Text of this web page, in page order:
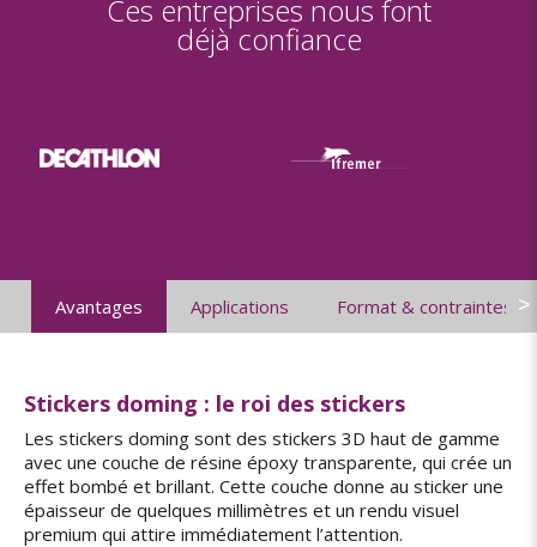
Ces entreprises nous font
déjà confiance
Avantages Applications Format & contraintes >
Stickers doming : le roi des stickers
Les stickers doming sont des stickers 3D haut de gamme
avec une couche de résine époxy transparente, qui crée un
effet bombé et brillant. Cette couche donne au sticker une
épaisseur de quelques millimètres et un rendu visuel
premium qui attire immédiatement l’attention.